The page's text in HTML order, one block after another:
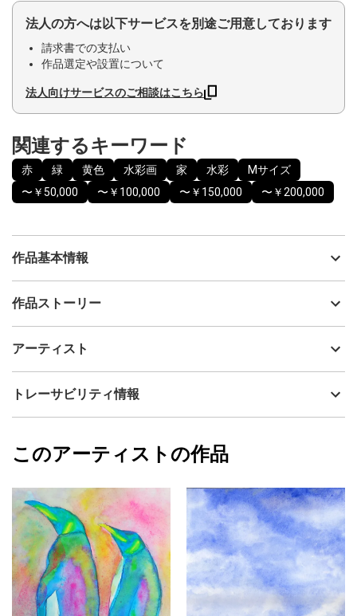
法人の方へは以下サービスを別途ご用意しております
請求書での支払い
作品選定や設置について
法人向けサービスのご相談はこちら
関連するキーワード
赤 緑 黄色 水彩画 家 水彩
Mサイズ
〜￥50,000
〜￥100,000 〜￥150,000 〜￥200,000
作品基本情報
出品者
制作年
水彩
カラー
赤
ジャンル
水彩画
配送目安
二週間以内
作品ストーリー
アーティスト
田中 威
フォローする
トレーサビリティ情報
田中 威
このアーティストの作品